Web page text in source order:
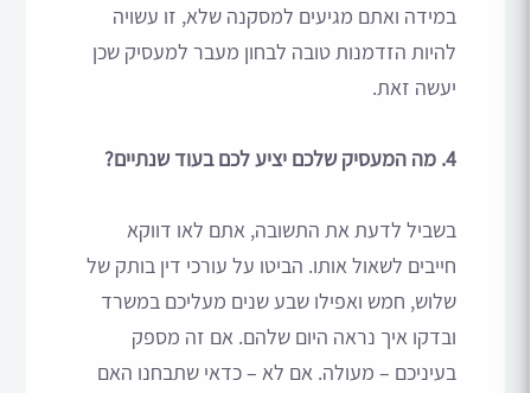
במידה ואתם מגיעים למסקנה שלא, זו עשויה
להיות הזדמנות טובה לבחון מעבר למעסיק שכן
יעשה זאת.
4. מה המעסיק שלכם יציע לכם בעוד שנתיים?
בשביל לדעת את התשובה, אתם לאו דווקא
חייבים לשאול אותו. הביטו על עורכי דין בותק של
שלוש, חמש ואפילו שבע שנים מעליכם במשרד
ובדקו איך נראה היום שלהם. אם זה מספק
בעיניכם – מעולה. אם לא – כדאי שתבחנו האם